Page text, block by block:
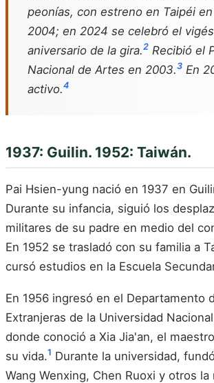
peonías, con estreno en Taipéi
2004; en 2024 se celebró el
aniversario de la gira.2 Recibió el
Nacional de Artes en 2003.3 En
activo.4
1937: Guilin. 1952: Taiwán.
Pai Hsien-yung nació en 1937 en
Durante su infancia, siguió los
militares de su padre en medio del
En 1952 se trasladó con su familia a
cursó estudios en la Escuela
En 1956 ingresó en el Departamento
Extranjeras de la Universidad
donde conoció a Xia Jia'an, el
su vida.1 Durante la universidad,
Wang Wenxing, Chen Ruoxi y otros la